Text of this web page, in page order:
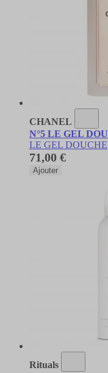
CHANEL
N°5 LE GEL
LE GEL DOUCHE
71,00 €
Ajouter
Rituals